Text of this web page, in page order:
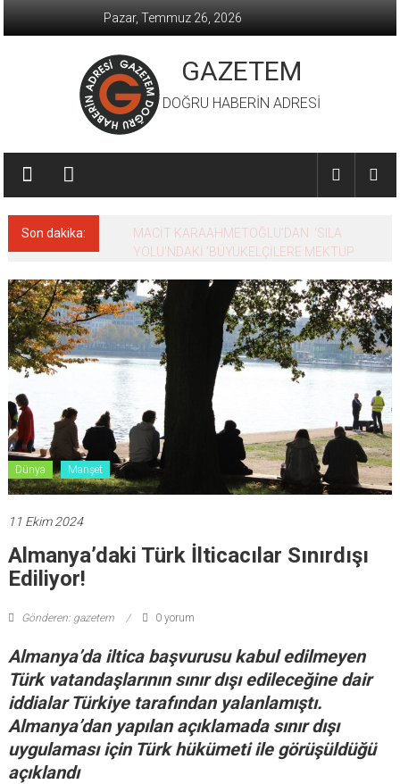
Pazar, Temmuz 26, 2026
GAZETEM
DOĞRU HABERİN ADRESİ
Son dakika:
MACİT KARAAHMETOĞLU’DAN ‘SILA
YOLU’NDAKİ ’BÜYÜKELÇİLERE MEKTUP
Dünya Manşet
11 Ekim 2024
Almanya’daki Türk İlticacılar Sınırdışı
Ediliyor!
Gönderen: gazetem 0 yorum
Almanya’da iltica başvurusu kabul edilmeyen
Türk vatandaşlarının sınır dışı edileceğine dair
iddialar Türkiye tarafından yalanlamıştı.
Almanya’dan yapılan açıklamada sınır dışı
uygulaması için Türk hükümeti ile görüşüldüğü
açıklandı